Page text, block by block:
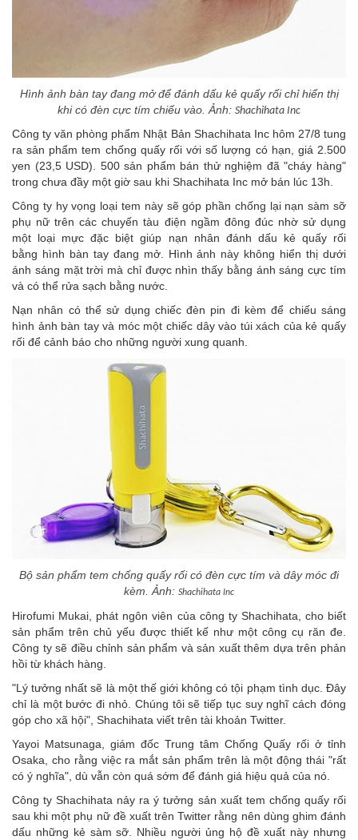
Hình ảnh bàn tay đang mở để đánh dấu kẻ quấy rối chỉ hiển thị
khi có đèn cực tím chiếu vào. Ảnh: Shachihata Inc
Công ty văn phòng phẩm Nhật Bản Shachihata Inc hôm 27/8 tung
ra sản phẩm tem chống quấy rối với số lượng có hạn, giá 2.500
yen (23,5 USD). 500 sản phẩm bán thử nghiệm đã "cháy hàng"
trong chưa đầy một giờ sau khi Shachihata Inc mở bán lúc 13h.
Công ty hy vọng loại tem này sẽ góp phần chống lại nạn sàm sỡ
phụ nữ trên các chuyến tàu điện ngầm đông đúc nhờ sử dụng
một loại mực đặc biệt giúp nạn nhân đánh dấu kẻ quấy rối
bằng hình bàn tay đang mở. Hình ảnh này không hiển thị dưới
ánh sáng mặt trời mà chỉ được nhìn thấy bằng ánh sáng cực tím
và có thể rửa sạch bằng nước.
Nạn nhân có thể sử dụng chiếc đèn pin đi kèm để chiếu sáng
hình ảnh bàn tay và móc một chiếc dây vào túi xách của kẻ quấy
rối để cảnh báo cho những người xung quanh.
Bộ sản phẩm tem chống quấy rối có đèn cực tím và dây móc đi
kèm. Ảnh: Shachihata Inc
Hirofumi Mukai, phát ngôn viên của công ty Shachihata, cho biết
sản phẩm trên chủ yếu được thiết kế như một công cụ răn đe.
Công ty sẽ điều chỉnh sản phẩm và sản xuất thêm dựa trên phản
hồi từ khách hàng.
"Lý tưởng nhất sẽ là một thế giới không có tội phạm tình dục. Đây
chỉ là một bước đi nhỏ. Chúng tôi sẽ tiếp tục suy nghĩ cách đóng
góp cho xã hội", Shachihata viết trên tài khoản Twitter.
Yayoi Matsunaga, giám đốc Trung tâm Chống Quấy rối ở tỉnh
Osaka, cho rằng việc ra mắt sản phẩm trên là một động thái "rất
có ý nghĩa", dù vẫn còn quá sớm để đánh giá hiệu quả của nó.
Công ty Shachihata nảy ra ý tưởng sản xuất tem chống quấy rối
sau khi một phụ nữ đề xuất trên Twitter rằng nên dùng ghim đánh
dấu những kẻ sàm sỡ. Nhiều người ủng hộ đề xuất này nhưng